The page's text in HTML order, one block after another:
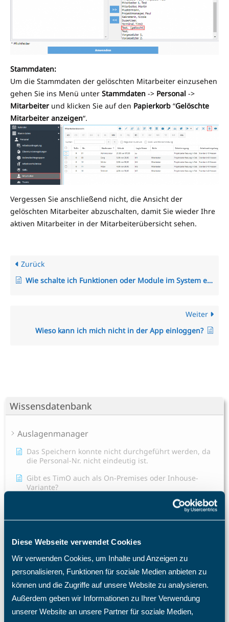
Diese Webseite verwendet Cookies
Wir verwenden Cookies, um Inhalte und Anzeigen zu
personalisieren, Funktionen für soziale Medien anbieten zu
können und die Zugriffe auf unsere Website zu analysieren.
Außerdem geben wir Informationen zu Ihrer Verwendung
unserer Website an unsere Partner für soziale Medien,
Wissensdatenbank
Auslagenmanager
Das Speichern konnte nicht durchgeführt werden, da
die Personal-Nr. nicht eindeutig ist.
Gibt es TimO auch als On-Premises oder Inhouse-
Variante?
Hat das TimO-System auch eine Zwei-Faktor-
Entra SSO SAML 2.0 verknüpfen?
Warum benötige ich eine TimO-Lizenz, wie hoch sind
Stammdaten:
Um die Stammdaten der gelöschten Mitarbeiter einzusehen
gehen Sie ins Menü unter Stammdaten -> Personal ->
Mitarbeiter und klicken Sie auf den Papierkorb “Gelöschte
Mitarbeiter anzeigen“.
Vergessen Sie anschließend nicht, die Ansicht der
gelöschten Mitarbeiter abzuschalten, damit Sie wieder Ihre
aktiven Mitarbeiter in der Mitarbeiterübersicht sehen.
Zurück
Wie schalte ich Funktionen oder Module im System ein und aus?
Weiter
Wieso kann ich mich nicht in der App einloggen?